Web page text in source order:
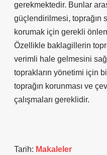
gerekmektedir. Bunlar
güçlendirilmesi, toprağın
korumak için gerekli
Özellikle baklagillerin
verimli hale gelmesini
toprakların yönetimi için
toprağın korunması ve
çalışmaları gereklidir.
Tarih: Makaleler